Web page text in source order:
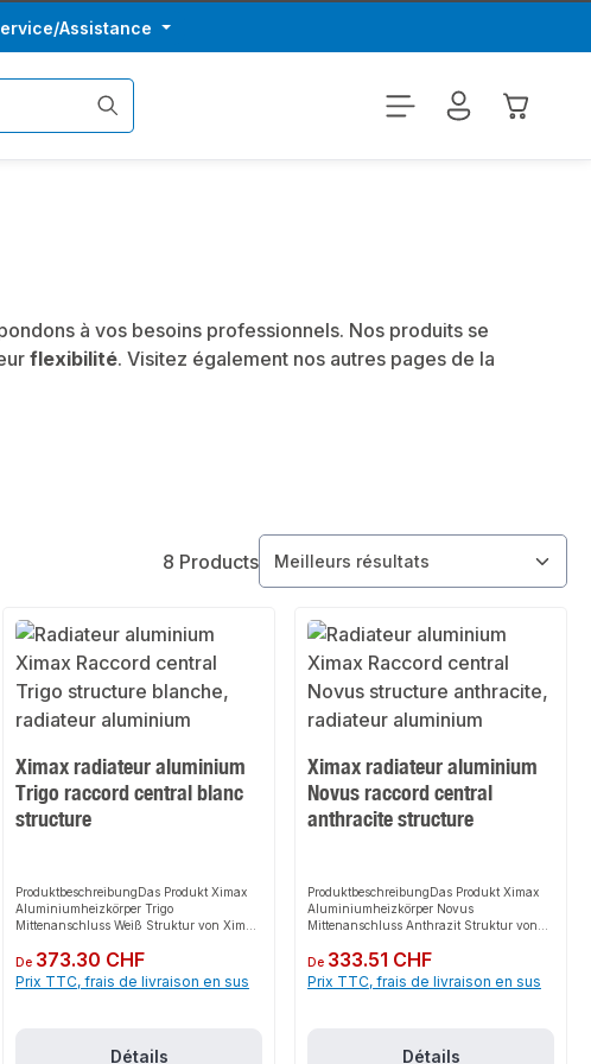
Assistance
Le
à vos besoins professionnels. Nos produits se
flexibilité. Visitez également nos autres pages de la
8 Products
Ximax radiateur aluminium
Trigo raccord central blanc
structure
ProduktbeschreibungDas Produkt Ximax
Aluminiumheizkörper Trigo
Mittenanschluss Weiß Struktur von Ximax
Lösung zur Heizung und Aufwertung von
Wohnräumen. Dank der perfekten
Harmonie von modernem Aussehen und
robuste Design und die einfache Montage
Prix régulier :
De 373.30 CHF
Prix TTC, frais de livraison en sus
Détails
Ximax radiateur aluminium
Novus raccord central
anthracite structure
ProduktbeschreibungDas Produkt Ximax
Aluminiumheizkörper Novus
Mittenanschluss Anthrazit Struktur von
sichere Lösung zur
Raumheizungsinstallation. Dank des
modernen 50 mm Mittenanschlusses sorgt
Montage machen dieses Produkt zu einer
Prix régulier :
De 333.51 CHF
Prix TTC, frais de livraison en sus
Détails